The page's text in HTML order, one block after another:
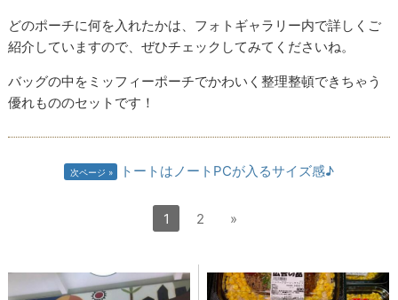
どのポーチに何を入れたかは、フォトギャラリー内で詳しくご
紹介していますので、ぜひチェックしてみてくださいね。
バッグの中をミッフィーポーチでかわいく整理整頓できちゃう
優れもののセットです！
次ページ トートはノートPCが入るサイズ感♪
1 2 »